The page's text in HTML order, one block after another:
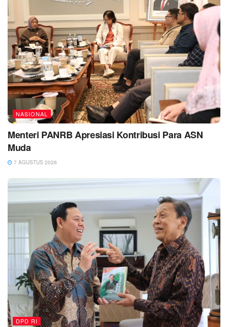
NASIONAL
Menteri PANRB Apresiasi Kontribusi Para ASN
Muda
7 AGUSTUS 2026
DPD RI